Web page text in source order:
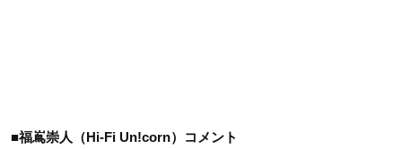
■福嶌崇人（Hi-Fi Un!corn）コメント